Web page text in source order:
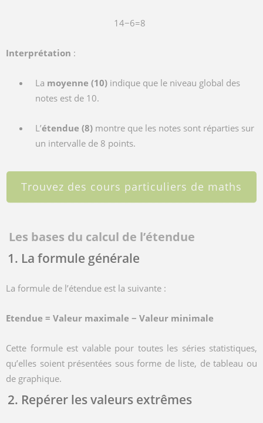
14−6=8
Interprétation :
La moyenne (10) indique que le niveau global des
notes est de 10.
L’étendue (8) montre que les notes sont réparties sur
un intervalle de 8 points.
Trouvez des cours particuliers de maths
Les bases du calcul de l’étendue
1. La formule générale
La formule de l’étendue est la suivante :
Etendue = Valeur maximale − Valeur minimale
Cette formule est valable pour toutes les séries statistiques,
qu’elles soient présentées sous forme de liste, de tableau ou
de graphique.
2. Repérer les valeurs extrêmes